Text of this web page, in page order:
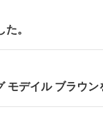
。
デイル ブラウン